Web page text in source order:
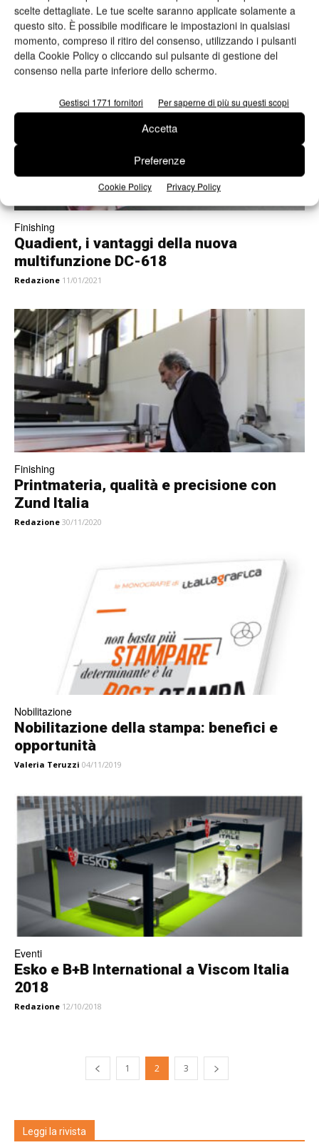
scelte dettagliate. Le tue scelte saranno applicate solamente a
questo sito. È possibile modificare le impostazioni in qualsiasi
momento, compreso il ritiro del consenso, utilizzando i pulsanti
della Cookie Policy o cliccando sul pulsante di gestione del
consenso nella parte inferiore dello schermo.
Gestisci 1771 fornitori Per saperne di più su questi scopi
Accetta
Preferenze
Cookie Policy Privacy Policy
lezione sui materiali...
Redazione 11/02/2021
Finishing
Quadient, i vantaggi della nuova
multifunzione DC-618
Redazione 11/01/2021
Finishing
Printmateria, qualità e precisione con
Zund Italia
Redazione 30/11/2020
Nobilitazione
Nobilitazione della stampa: benefici e
opportunità
Valeria Teruzzi 04/11/2019
Eventi
Esko e B+B International a Viscom Italia
2018
Redazione 12/10/2018
1 2 3
Leggi la rivista